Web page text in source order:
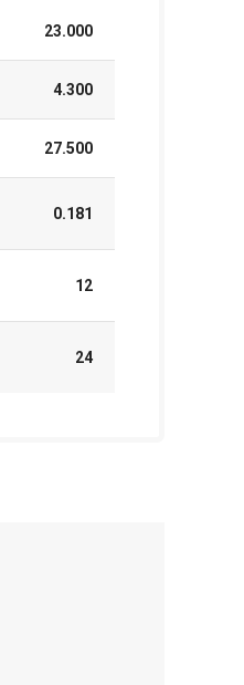
23.000
4.300
27.500
0.181
12
24